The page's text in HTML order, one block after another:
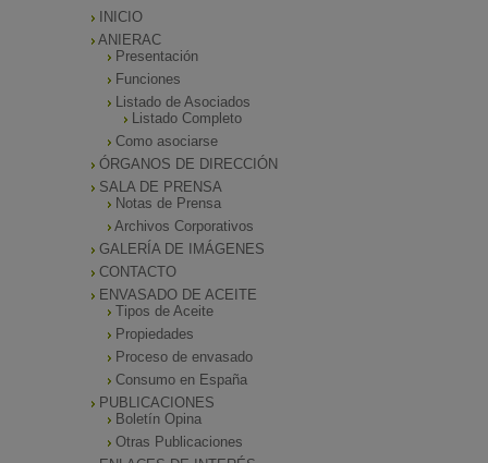
INICIO
ANIERAC
Presentación
Funciones
Listado de Asociados
Listado Completo
Como asociarse
ÓRGANOS DE DIRECCIÓN
SALA DE PRENSA
Notas de Prensa
Archivos Corporativos
GALERÍA DE IMÁGENES
CONTACTO
ENVASADO DE ACEITE
Tipos de Aceite
Propiedades
Proceso de envasado
Consumo en España
PUBLICACIONES
Boletín Opina
Otras Publicaciones